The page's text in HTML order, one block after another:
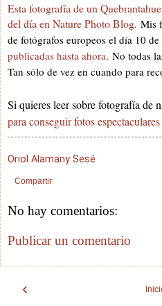
Esta fotografía de un
del día en Nature Photo Blog. Mis
de fotógrafos europeos el día 10 de
publicadas hasta ahora. No todas
Tan sólo de vez en cuando para
Si quieres leer sobre fotografía de
para conseguir fotos
Oriol Alamany Sesé
Compartir
No hay comentarios:
Publicar un comentario
‹